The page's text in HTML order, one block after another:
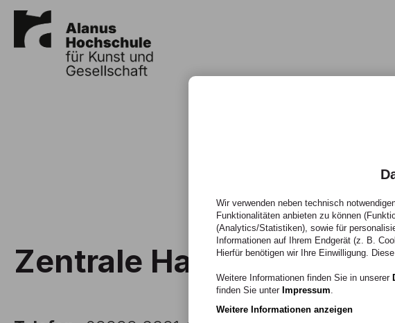
Zentrale Haustechnik
Wir verwenden neben technisch
Funktionalitäten anbieten zu können
(Analytics/Statistiken), sowie für
Informationen auf Ihrem Endgerät (z. B.
Hierfür benötigen wir Ihre Einwilligung.
Weitere Informationen finden Sie in unserer
finden Sie unter Impressum.
Weitere Informationen anzeigen